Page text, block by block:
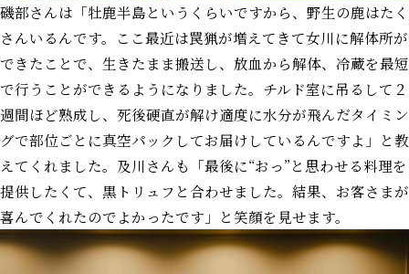
磯部さんは「牡鹿半島というくらいですから、野生の鹿はたく
さんいるんです。ここ最近は罠猟が増えてきて女川に解体所が
できたことで、生きたまま搬送し、放血から解体、冷蔵を最短
で行うことができるようになりました。チルド室に吊るして２
週間ほど熟成し、死後硬直が解け適度に水分が飛んだタイミン
グで部位ごとに真空パックしてお届けしているんですよ」と教
えてくれました。及川さんも「最後に“おっ”と思わせる料理を
提供したくて、黒トリュフと合わせました。結果、お客さまが
喜んでくれたのでよかったです」と笑顔を見せます。